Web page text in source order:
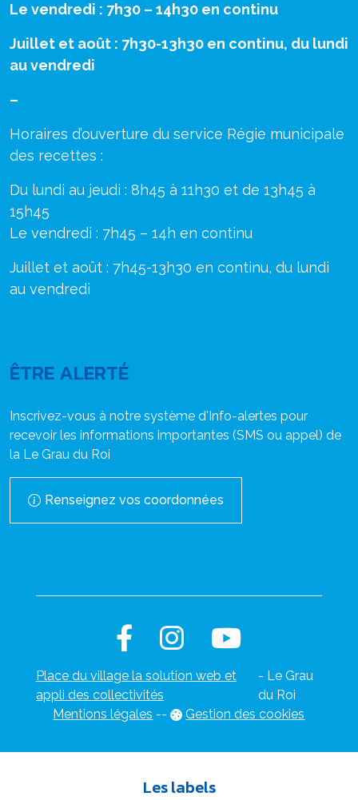
Le vendredi : 7h30 – 14h30 en continu
Juillet et août : 7h30-13h30 en continu, du lundi
au vendredi
–
Horaires d’ouverture du service Régie municipale
des recettes :
Du lundi au jeudi : 8h45 à 11h30 et de 13h45 à
15h45
Le vendredi : 7h45 – 14h en continu
Juillet et août : 7h45-13h30 en continu, du lundi
au vendredi
ÊTRE ALERTÉ
Inscrivez-vous à notre système d'Info-alertes pour
recevoir les informations importantes (SMS ou appel) de
la Le Grau du Roi
Renseignez vos coordonnées
Place du village la solution web et
appli des collectivités
- Le Grau
du Roi
Mentions légales -- Gestion des cookies
Les labels